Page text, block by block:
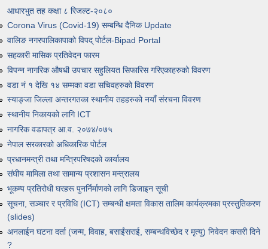
आधारभुत तह कक्षा ८ रिजल्ट-२०८०
Corona Virus (Covid-19) सम्बन्धि दैनिक Update
वालिङ नगरपालिकापाको विपद् पोर्टल-Bipad Portal
सहकारी मासिक प्रतिवेदन फारम
विपन्न नागरिक औषधी उपचार सहुलियत सिफारिस गरिएकाहरुको विवरण
वडा नं १ देखि १४ सम्मका वडा सचिवहरुको विवरण
स्याङ्जा जिल्ला अन्तरगतका स्थानीय तहहरुको नयाँ संरचना विवरण
स्थानीय निकायको लागि ICT
नागरिक वडापत्र आ.व. २०७४/०७५
नेपाल सरकारको अधिकारिक पोर्टल
प्रधानमन्त्री तथा मन्त्रिपरिषदको कार्यालय
संघीय मामिला तथा सामान्य प्रशासन मन्त्रालय
भूकम्प प्रतिरोधी घरहरू पुनर्निर्माणको लागि डिजाइन सूची
सूचना, सञ्चार र प्रविधि (ICT) सम्बन्धी क्षमता विकास तालिम कार्यक्रमका प्रस्तुतिकरण
(slides)
अनलाईन घटना दर्ता (जन्म, विवाह, बसाईंसराई, सम्बन्धविच्छेद र मृत्यु) निवेदन कसरी दिने
?